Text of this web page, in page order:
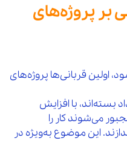
بر پروژه‌های
اولین قربانی‌ها پروژه‌های
بسته‌اند، با افزایش
می‌شوند کار را
این موضوع به‌ویژه در